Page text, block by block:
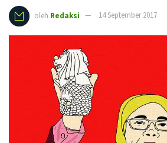
oleh Redaksi 14 September 2017